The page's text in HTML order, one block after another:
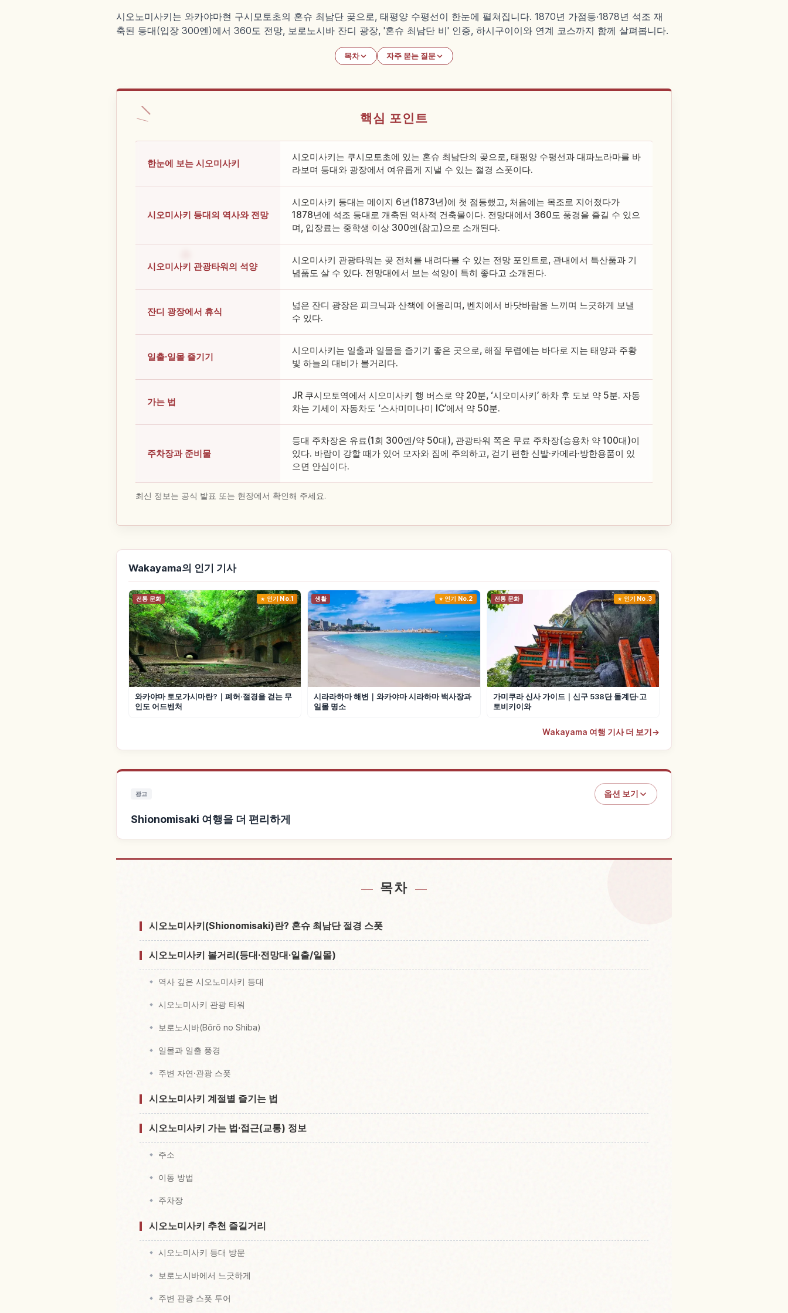
시오노미사키는 와카야마현 구시모토초의 혼슈 최남단 곶으로, 태평양 수평선이 한눈에 펼쳐집니다. 1870년 가점등·1878년 석조 재
축된 등대(입장 300엔)에서 360도 전망, 보로노시바 잔디 광장, '혼슈 최남단 비' 인증, 하시구이이와 연계 코스까지 함께 살펴봅니다.
목차 자주 묻는 질문
핵심 포인트
한눈에 보는 시오미사키
시오미사키는 쿠시모토초에 있는 혼슈 최남단의 곶으로, 태평양 수평선과 대파노라마를 바
라보며 등대와 광장에서 여유롭게 지낼 수 있는 절경 스폿이다.
시오미사키 등대의 역사와 전망
시오미사키 등대는 메이지 6년(1873년)에 첫 점등했고, 처음에는 목조로 지어졌다가
1878년에 석조 등대로 개축된 역사적 건축물이다. 전망대에서 360도 풍경을 즐길 수 있으
며, 입장료는 중학생 이상 300엔(참고)으로 소개된다.
시오미사키 관광타워의 석양
시오미사키 관광타워는 곶 전체를 내려다볼 수 있는 전망 포인트로, 관내에서 특산품과 기
념품도 살 수 있다. 전망대에서 보는 석양이 특히 좋다고 소개된다.
잔디 광장에서 휴식
넓은 잔디 광장은 피크닉과 산책에 어울리며, 벤치에서 바닷바람을 느끼며 느긋하게 보낼
수 있다.
일출·일몰 즐기기
시오미사키는 일출과 일몰을 즐기기 좋은 곳으로, 해질 무렵에는 바다로 지는 태양과 주황
빛 하늘의 대비가 볼거리다.
가는 법
JR 쿠시모토역에서 시오미사키 행 버스로 약 20분, ‘시오미사키’ 하차 후 도보 약 5분. 자동
차는 기세이 자동차도 ‘스사미미나미 IC’에서 약 50분.
주차장과 준비물
등대 주차장은 유료(1회 300엔/약 50대), 관광타워 쪽은 무료 주차장(승용차 약 100대)이
있다. 바람이 강할 때가 있어 모자와 짐에 주의하고, 걷기 편한 신발·카메라·방한용품이 있
으면 안심이다.
최신 정보는 공식 발표 또는 현장에서 확인해 주세요.
Wakayama의 인기 기사
전통 문화 인기 No.1
와카야마 토모가시마란?｜폐허·절경을 걷는 무
인도 어드벤처
생활 인기 No.2
시라라하마 해변｜와카야마 시라하마 백사장과
일몰 명소
전통 문화 인기 No.3
가미쿠라 신사 가이드｜신구 538단 돌계단·고
토비키이와
Wakayama 여행 기사 더 보기 →
광고 옵션 보기
Shionomisaki 여행을 더 편리하게
목차
시오노미사키(Shionomisaki)란? 혼슈 최남단 절경 스폿
시오노미사키 볼거리(등대·전망대·일출/일몰)
역사 깊은 시오노미사키 등대
시오노미사키 관광 타워
보로노시바(Bōrō no Shiba)
일몰과 일출 풍경
주변 자연·관광 스폿
시오노미사키 계절별 즐기는 법
시오노미사키 가는 법·접근(교통) 정보
주소
이동 방법
주차장
시오노미사키 추천 즐길거리
시오노미사키 등대 방문
보로노시바에서 느긋하게
주변 관광 스폿 투어